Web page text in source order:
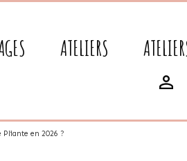
ATELIERS
Pliante en 2026 ?